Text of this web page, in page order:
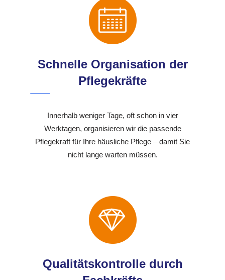
Schnelle Organisation der
Pflegekräfte
Innerhalb weniger Tage, oft schon in vier
Werktagen, organisieren wir die passende
Pflegekraft für Ihre häusliche Pflege – damit Sie
nicht lange warten müssen.
Qualitätskontrolle durch